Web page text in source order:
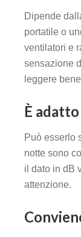
Dipende
portatile o
ventilatori e
sensazione
leggere
È
Può esserlo
notte sono
il dato in dB
attenzione.